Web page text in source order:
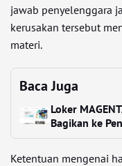
jawab penyelenggara
kerusakan tersebut
materi.
Baca Juga
Loker
Bagikan ke
Ketentuan mengenai